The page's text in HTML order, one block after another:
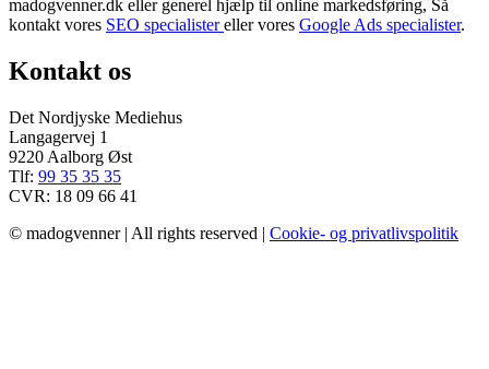
madogvenner.dk eller generel hjælp til online markedsføring, Så
kontakt vores SEO specialistereller vores Google Ads specialister.
Kontakt os
Det Nordjyske Mediehus
Langagervej 1
9220 Aalborg Øst
Tlf: 99 35 35 35
CVR: 18 09 66 41
© madogvenner | All rights reserved | Cookie- og privatlivspolitik